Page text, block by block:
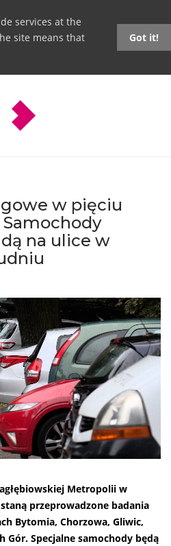
services at the
site means that
Got it!
w pięciu
na ulice w
Metropolii w
przeprowadzone badania
Bytomia, Chorzowa, Gliwic,
Gór. Specjalne samochody będą